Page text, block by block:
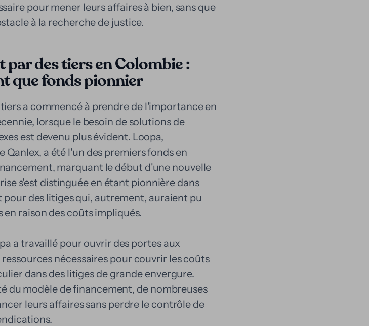
pour mener leurs affaires à bien, sans que
à la recherche de justice.
des tiers en Colombie :
que fonds pionnier
a commencé à prendre de l'importance en
lorsque le besoin de solutions de
est devenu plus évident. Loopa,
a été l'un des premiers fonds en
marquant le début d'une nouvelle
s'est distinguée en étant pionnière dans
des litiges qui, autrement, auraient pu
raison des coûts impliqués.
a travaillé pour ouvrir des portes aux
nécessaires pour couvrir les coûts
dans des litiges de grande envergure.
du modèle de financement, de nombreuses
leurs affaires sans perdre le contrôle de